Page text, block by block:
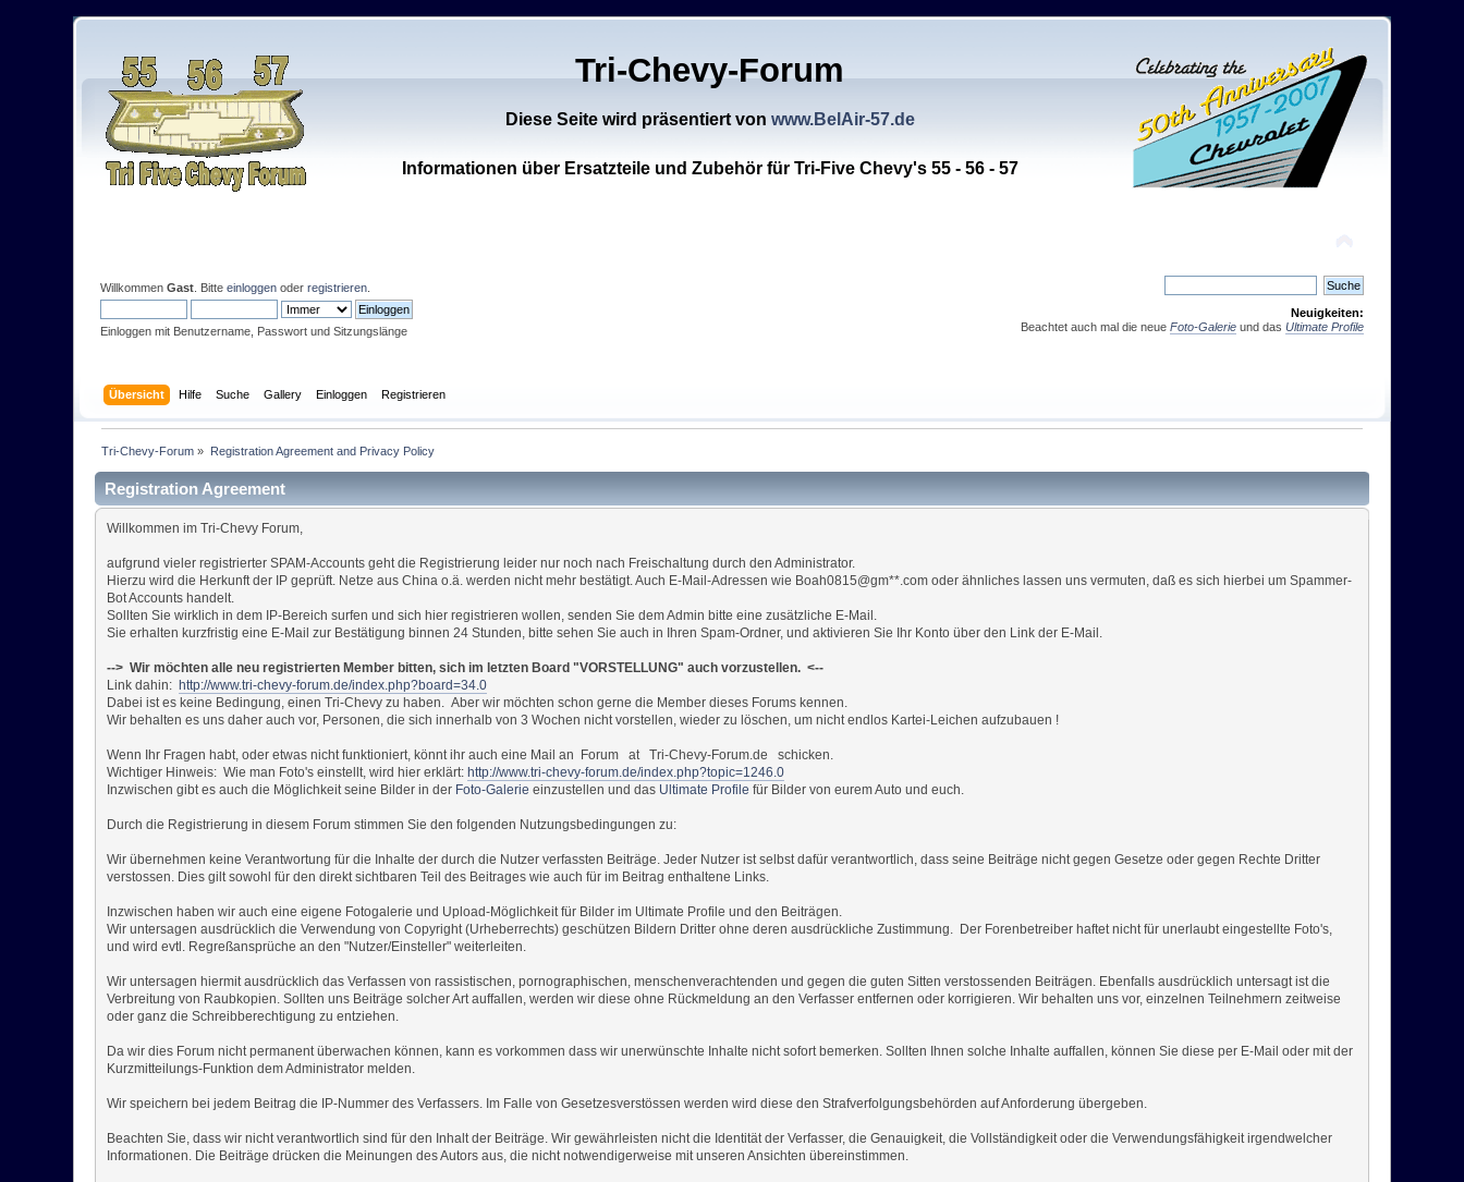
Tri-Chevy-Forum
Diese Seite wird präsentiert von www.BelAir-57.de
Informationen über Ersatzteile und Zubehör für Tri-Five Chevy's 55 - 56 - 57
WillkommenGast . Bitteeinloggen oderregistrieren
Einloggen mit Benutzername, Passwort und Sitzungslänge
Neuigkeiten:
Beachtet auch mal die neue Foto-Galerieund das Ultimate Profile
Übersicht Hilfe Suche Gallery Einloggen Registrieren
Tri-Chevy-Forum » Registration Agreement and Privacy Policy
Registration Agreement
Willkommen im Tri-Chevy Forum,
aufgrund vieler registrierter SPAM-Accounts geht die Registrierung leider nur noch nach Freischaltung durch den Administrator.
Hierzu wird die Herkunft der IP geprüft. Netze aus China o.ä. werden nicht mehr bestätigt. Auch E-Mail-Adressen wie Boah0815@gm**.com oder ähnliches lassen uns vermuten, daß es sich hierbei um Spammer-
Bot Accounts handelt.
Sollten Sie wirklich in dem IP-Bereich surfen und sich hier registrieren wollen, senden Sie dem Admin bitte eine zusätzliche E-Mail.
Sie erhalten kurzfristig eine E-Mail zur Bestätigung binnen 24 Stunden, bitte sehen Sie auch in Ihren Spam-Ordner, und aktivieren Sie Ihr Konto über den Link der E-Mail.
--> Wir möchten alle neu registrierten Member bitten, sich im letzten Board "VORSTELLUNG" auch vorzustellen. <--
Link dahin: http://www.tri-chevy-forum.de/index.php?board=34.0
Dabei ist es keine Bedingung, einen Tri-Chevy zu haben. Aber wir möchten schon gerne die Member dieses Forums kennen.
Wir behalten es uns daher auch vor, Personen, die sich innerhalb von 3 Wochen nicht vorstellen, wieder zu löschen, um nicht endlos Kartei-Leichen aufzubauen !
Wenn Ihr Fragen habt, oder etwas nicht funktioniert, könnt ihr auch eine Mail an Forum at Tri-Chevy-Forum.de schicken.
Wichtiger Hinweis: Wie man Foto's einstellt, wird hier erklärt: http://www.tri-chevy-forum.de/index.php?topic=1246.0
Inzwischen gibt es auch die Möglichkeit seine Bilder in der Foto-Galerie einzustellen und das Ultimate Profile für Bilder von eurem Auto und euch.
Durch die Registrierung in diesem Forum stimmen Sie den folgenden Nutzungsbedingungen zu:
Wir übernehmen keine Verantwortung für die Inhalte der durch die Nutzer verfassten Beiträge. Jeder Nutzer ist selbst dafür verantwortlich, dass seine Beiträge nicht gegen Gesetze oder gegen Rechte Dritter
verstossen. Dies gilt sowohl für den direkt sichtbaren Teil des Beitrages wie auch für im Beitrag enthaltene Links.
Inzwischen haben wir auch eine eigene Fotogalerie und Upload-Möglichkeit für Bilder im Ultimate Profile und den Beiträgen.
Wir untersagen ausdrücklich die Verwendung von Copyright (Urheberrechts) geschützen Bildern Dritter ohne deren ausdrückliche Zustimmung. Der Forenbetreiber haftet nicht für unerlaubt eingestellte Foto's,
und wird evtl. Regreßansprüche an den "Nutzer/Einsteller" weiterleiten.
Wir untersagen hiermit ausdrücklich das Verfassen von rassistischen, pornographischen, menschenverachtenden und gegen die guten Sitten verstossenden Beiträgen. Ebenfalls ausdrücklich untersagt ist die
Verbreitung von Raubkopien. Sollten uns Beiträge solcher Art auffallen, werden wir diese ohne Rückmeldung an den Verfasser entfernen oder korrigieren. Wir behalten uns vor, einzelnen Teilnehmern zeitweise
oder ganz die Schreibberechtigung zu entziehen.
Da wir dies Forum nicht permanent überwachen können, kann es vorkommen dass wir unerwünschte Inhalte nicht sofort bemerken. Sollten Ihnen solche Inhalte auffallen, können Sie diese per E-Mail oder mit der
Kurzmitteilungs-Funktion dem Administrator melden.
Wir speichern bei jedem Beitrag die IP-Nummer des Verfassers. Im Falle von Gesetzesverstössen werden wird diese den Strafverfolgungsbehörden auf Anforderung übergeben.
Beachten Sie, dass wir nicht verantwortlich sind für den Inhalt der Beiträge. Wir gewährleisten nicht die Identität der Verfasser, die Genauigkeit, die Vollständigkeit oder die Verwendungsfähigkeit irgendwelcher
Informationen. Die Beiträge drücken die Meinungen des Autors aus, die nicht notwendigerweise mit unseren Ansichten übereinstimmen.